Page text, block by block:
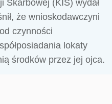
Skarbowej (KIS) wydał
że wnioskodawczyni
czynności
lokaty
środków przez jej ojca.